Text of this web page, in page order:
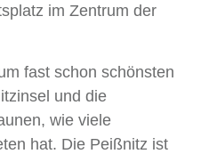
im Zentrum der
fast schon schönsten
und die
wie viele
hat. Die Peißnitz ist